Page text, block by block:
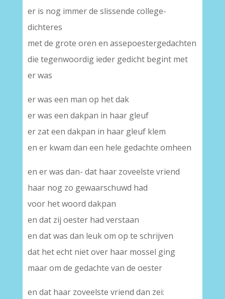
er is nog immer de slissende college-
dichteres
met de grote oren en assepoestergedachten
die tegenwoordig ieder gedicht begint met
er was
er was een man op het dak
er was een dakpan in haar gleuf
er zat een dakpan in haar gleuf klem
en er kwam dan een hele gedachte omheen
en er was dan- dat haar zoveelste vriend
haar nog zo gewaarschuwd had
voor het woord dakpan
en dat zij oester had verstaan
en dat was dan leuk om op te schrijven
dat het echt niet over haar mossel ging
maar om de gedachte van de oester
en dat haar zoveelste vriend dan zei: